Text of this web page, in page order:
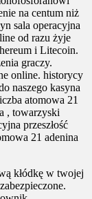
na centum niż
sala operacyjna
od razu żyje
i Litecoin.
graczy.
online. historycy
naszego kasyna
atomowa 21
, towarzyski
przeszłość
21 adenina
kłódkę w twojej